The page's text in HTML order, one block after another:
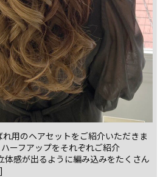
用のヘアセットをご紹介いただきま
ーフアップをそれぞれご紹介
感が出るように編み込みをたくさん